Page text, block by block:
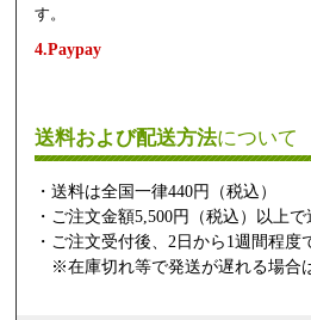
す。
4.Paypay
送料および配送方法について
・送料は全国一律440円（税込）
・ご注文金額5,500円（税込）以上
・ご注文受付後、2日から1週間程度
※在庫切れ等で発送が遅れる場合